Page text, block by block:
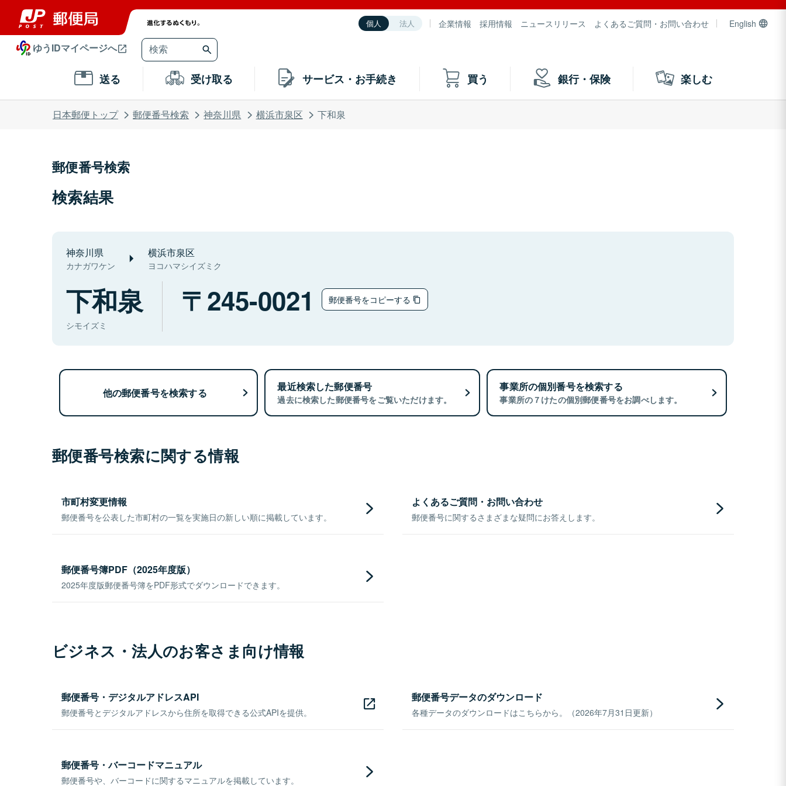
個人 法人 企業情報 採用情報 ニュースリリース よくあるご質問・お問い合わせ English
ゆうIDマイページへ
送る 受け取る サービス・お手続き 買う 銀行・保険 楽しむ
日本郵便トップ 郵便番号検索 神奈川県 横浜市泉区 下和泉
郵便番号検索
検索結果
神奈川県
カナガワケン
横浜市泉区
ヨコハマシイズミク
下和泉
シモイズミ
245-0021 郵便番号をコピーする
他の郵便番号を検索する 最近検索した郵便番号
過去に検索した郵便番号をご覧いただけます。
事業所の個別番号を検索する
事業所の７けたの個別郵便番号をお調べします。
郵便番号検索に関する情報
市町村変更情報
郵便番号を公表した市町村の一覧を実施日の新しい順に掲載しています。
よくあるご質問・お問い合わせ
郵便番号に関するさまざまな疑問にお答えします。
郵便番号簿PDF（2025年度版）
2025年度版郵便番号簿をPDF形式でダウンロードできます。
ビジネス・法人のお客さま向け情報
郵便番号・デジタルアドレスAPI
郵便番号とデジタルアドレスから住所を取得できる公式APIを提供。
郵便番号データのダウンロード
各種データのダウンロードはこちらから。（2026年7月31日更新）
郵便番号・バーコードマニュアル
郵便番号や、バーコードに関するマニュアルを掲載しています。